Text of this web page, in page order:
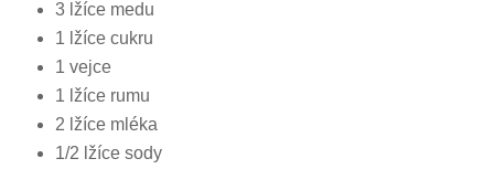
3 lžíce medu
1 lžíce cukru
1 vejce
1 lžíce rumu
2 lžíce mléka
1/2 lžíce sody